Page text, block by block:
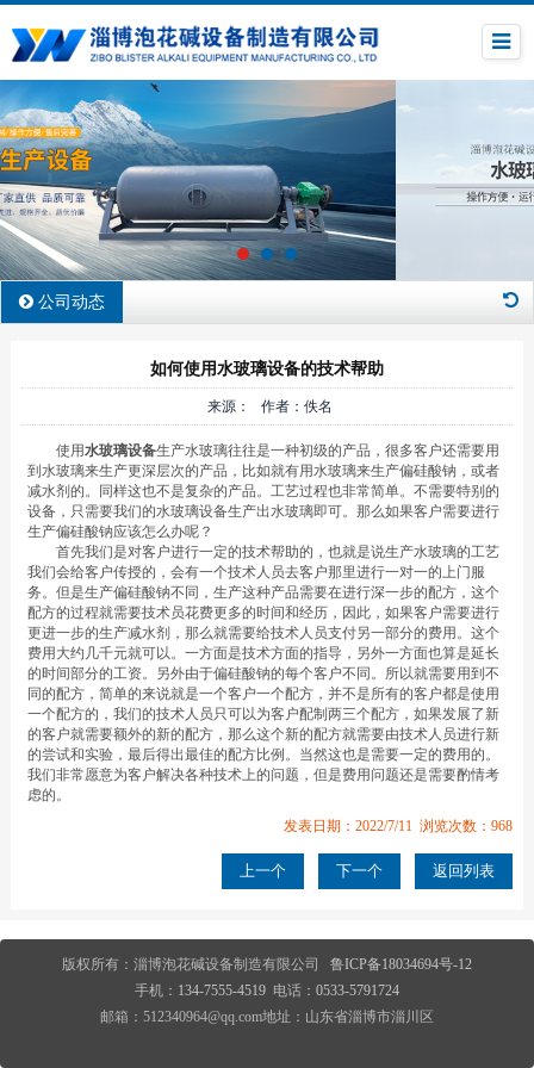
公司动态
如何使用水玻璃设备的技术帮助
来源： 作者：佚名
使用水玻璃设备生产水玻璃往往是一种初级的产品，很多客户还需要用
到水玻璃来生产更深层次的产品，比如就有用水玻璃来生产偏硅酸钠，或者
减水剂的。同样这也不是复杂的产品。工艺过程也非常简单。不需要特别的
设备，只需要我们的水玻璃设备生产出水玻璃即可。那么如果客户需要进行
生产偏硅酸钠应该怎么办呢？
首先我们是对客户进行一定的技术帮助的，也就是说生产水玻璃的工艺
我们会给客户传授的，会有一个技术人员去客户那里进行一对一的上门服
务。但是生产偏硅酸钠不同，生产这种产品需要在进行深一步的配方，这个
配方的过程就需要技术员花费更多的时间和经历，因此，如果客户需要进行
更进一步的生产减水剂，那么就需要给技术人员支付另一部分的费用。这个
费用大约几千元就可以。一方面是技术方面的指导，另外一方面也算是延长
的时间部分的工资。另外由于偏硅酸钠的每个客户不同。所以就需要用到不
同的配方，简单的来说就是一个客户一个配方，并不是所有的客户都是使用
一个配方的，我们的技术人员只可以为客户配制两三个配方，如果发展了新
的客户就需要额外的新的配方，那么这个新的配方就需要由技术人员进行新
的尝试和实验，最后得出最佳的配方比例。当然这也是需要一定的费用的。
我们非常愿意为客户解决各种技术上的问题，但是费用问题还是需要酌情考
虑的。
发表日期：2022/7/11 浏览次数：968
上一个 下一个 返回列表
版权所有：淄博泡花碱设备制造有限公司 鲁ICP备18034694号-12
手机： 134-7555-4519电话： 0533-5791724
邮箱：512340964@qq.com地址：山东省淄博市淄川区